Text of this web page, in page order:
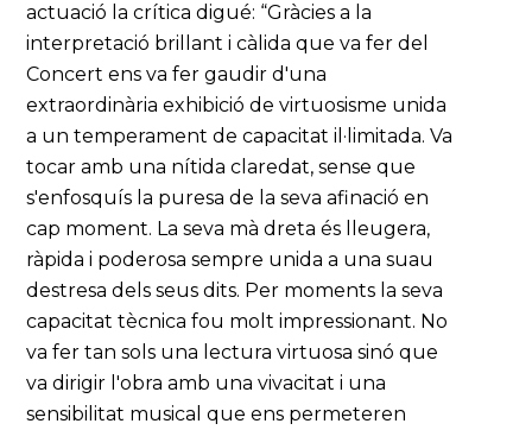
actuació la crítica digué: “Gràcies a la
interpretació brillant i càlida que va fer del
Concert ens va fer gaudir d'una
extraordinària exhibició de virtuosisme unida
a un temperament de capacitat il·limitada. Va
tocar amb una nítida claredat, sense que
s'enfosquís la puresa de la seva afinació en
cap moment. La seva mà dreta és lleugera,
ràpida i poderosa sempre unida a una suau
destresa dels seus dits. Per moments la seva
capacitat tècnica fou molt impressionant. No
va fer tan sols una lectura virtuosa sinó que
va dirigir l'obra amb una vivacitat i una
sensibilitat musical que ens permeteren